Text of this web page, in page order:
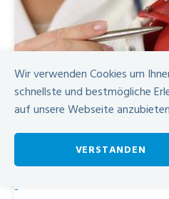
Beckenbodenzentrum
Interdisziplinäre Beratung
Patientinnen und Patienten
Wir verwenden Cookies um
schnellste und bestmögliche
auf unsere Webseite
VERSTANDEN
-